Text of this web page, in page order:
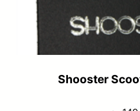
Shooster